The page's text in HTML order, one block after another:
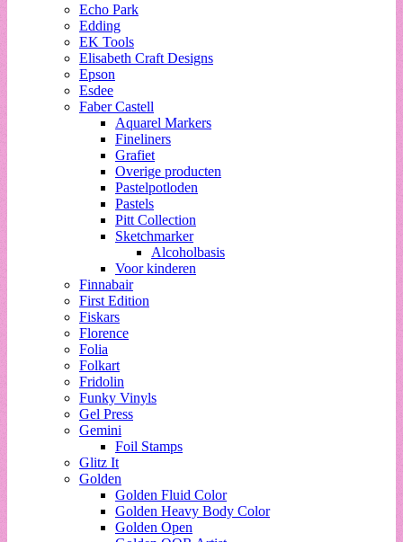
Echo Park
Edding
EK Tools
Elisabeth Craft Designs
Epson
Esdee
Faber Castell
Aquarel Markers
Fineliners
Grafiet
Overige producten
Pastelpotloden
Pastels
Pitt Collection
Sketchmarker
Alcoholbasis
Voor kinderen
Finnabair
First Edition
Fiskars
Florence
Folia
Folkart
Fridolin
Funky Vinyls
Gel Press
Gemini
Foil Stamps
Glitz It
Golden
Golden Fluid Color
Golden Heavy Body Color
Golden Open